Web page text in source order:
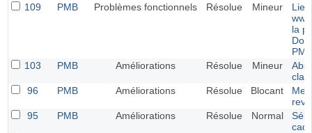
109
PMB Problèmes fonctionnels Résolue Mineur
la
PMB
103
PMB Améliorations Résolue Mineur
96
PMB Améliorations Résolue Blocant
95
PMB Améliorations Résolue Normal